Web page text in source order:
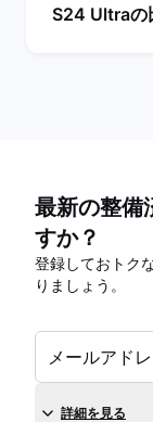
S24 Ultraの
最新の整備
すか？
登録しておトク
りましょう。
メールアド
詳細を見る